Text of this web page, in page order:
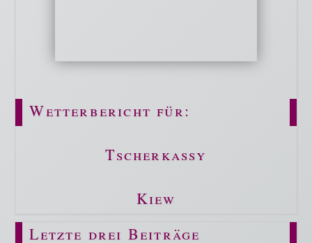
Wetterbericht für:
Tscherkassy
Kiew
Letzte drei Beiträge